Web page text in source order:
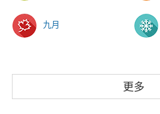
九月
更多